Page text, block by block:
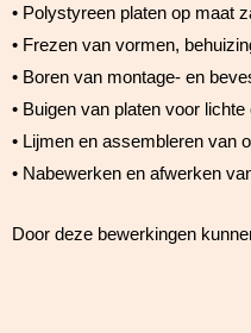
• Polystyreen platen op maat
• Frezen van vormen,
• Boren van montage- en
• Buigen van platen voor
• Lijmen en assembleren van
• Nabewerken en afwerken
Door deze bewerkingen